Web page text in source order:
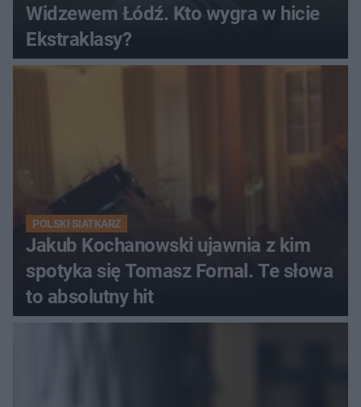
Widzewem Łódź. Kto wygra w hicie
Ekstraklasy?
POLSKI SIATKARZ
Jakub Kochanowski ujawnia z kim
spotyka się Tomasz Fornal. Te słowa
to absolutny hit